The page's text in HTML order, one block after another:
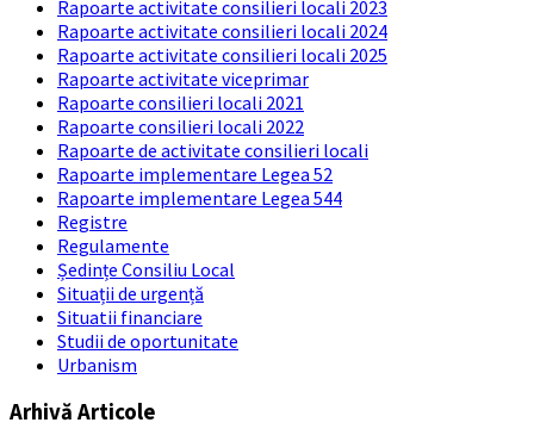
Rapoarte activitate consilieri locali 2023
Rapoarte activitate consilieri locali 2024
Rapoarte activitate consilieri locali 2025
Rapoarte activitate viceprimar
Rapoarte consilieri locali 2021
Rapoarte consilieri locali 2022
Rapoarte de activitate consilieri locali
Rapoarte implementare Legea 52
Rapoarte implementare Legea 544
Registre
Regulamente
Ședințe Consiliu Local
Situații de urgență
Situatii financiare
Studii de oportunitate
Urbanism
Arhivă Articole